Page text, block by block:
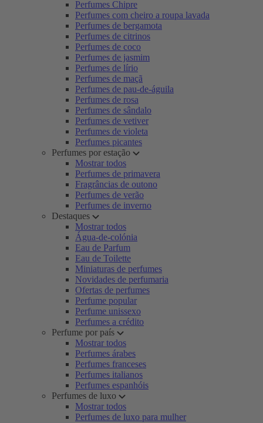
Perfumes Chipre
Perfumes com cheiro a roupa lavada
Perfumes de bergamota
Perfumes de citrinos
Perfumes de coco
Perfumes de jasmim
Perfumes de lírio
Perfumes de maçã
Perfumes de pau-de-águila
Perfumes de rosa
Perfumes de sândalo
Perfumes de vetiver
Perfumes de violeta
Perfumes picantes
Perfumes por estação
Mostrar todos
Perfumes de primavera
Fragrâncias de outono
Perfumes de verão
Perfumes de inverno
Destaques
Mostrar todos
Água-de-colónia
Eau de Parfum
Eau de Toilette
Miniaturas de perfumes
Novidades de perfumaria
Ofertas de perfumes
Perfume popular
Perfume unissexo
Perfumes a crédito
Perfume por país
Mostrar todos
Perfumes árabes
Perfumes franceses
Perfumes italianos
Perfumes espanhóis
Perfumes de luxo
Mostrar todos
Perfumes de luxo para mulher